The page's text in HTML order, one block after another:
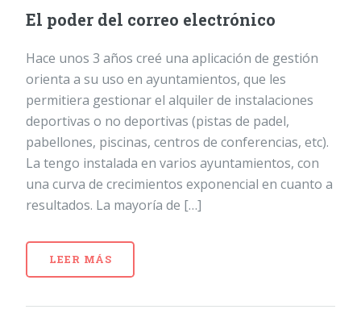
El poder del correo electrónico
Hace unos 3 años creé una aplicación de gestión
orienta a su uso en ayuntamientos, que les
permitiera gestionar el alquiler de instalaciones
deportivas o no deportivas (pistas de padel,
pabellones, piscinas, centros de conferencias, etc).
La tengo instalada en varios ayuntamientos, con
una curva de crecimientos exponencial en cuanto a
resultados. La mayoría de […]
LEER MÁS